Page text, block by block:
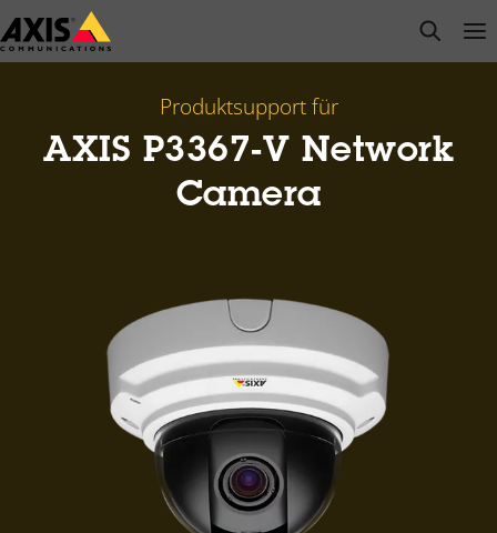
Zum
Hauptinhalt
open
Produktsupport für
AXIS P3367-V Network
Camera